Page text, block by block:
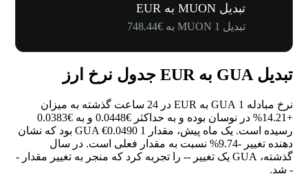
تبدیل MUON به EUR
تبدیل 1 MUON به €748.44
تبدیل GUA به EUR جدول نرخ ارز
نرخ مبادله 1 GUA به EUR در 24 ساعت گذشته به میزان
+14.21%
در نوسان بوده و به حداکثر €0.0448 و به €0.0383
رسیده است. یک ماه پیش، مقدار 1 GUA €0.0490 بود که نشان
دهنده تغییر -9.74%
نسبت به مقدار فعلی است. در سال
گذشته، GUA یک تغییر
-- را تجربه کرد که منجر به تغییر مقدار -
- شد.